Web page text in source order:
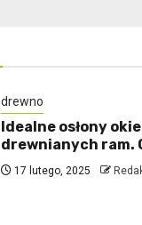
drewno
Idealne osłony
drewnianych ram.
17 lutego, 2025